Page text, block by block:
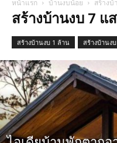
หน้าแรก บ้านงบน้อย สร้าง
สร้างบ้านงบ 7 แ
สร้างบ้านงบ 1 ล้าน สร้างบ้านง